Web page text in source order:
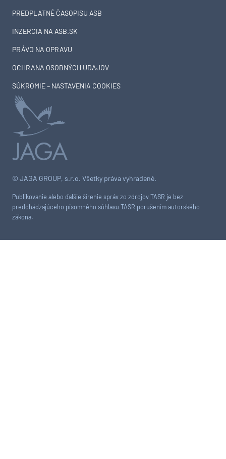
© JAGA GROUP, s.r.o. Všetky práva vyhradené.
Publikovanie alebo ďalšie šírenie správ zo zdrojov TASR je bez
predchádzajúceho písomného súhlasu TASR porušením autorského
zákona.
PREDPLATNÉ ČASOPISU ASB
INZERCIA NA ASB.SK
PRÁVO NA OPRAVU
OCHRANA OSOBNÝCH ÚDAJOV
SÚKROMIE – NASTAVENIA COOKIES